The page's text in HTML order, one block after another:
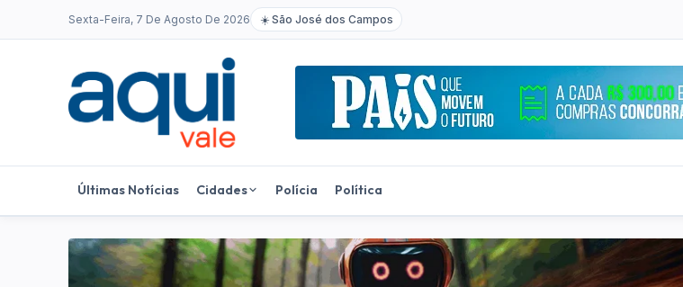
Sexta-Feira, 7 De Agosto De 2026 ☀️ São José dos Campos
Últimas Notícias Cidades Polícia Política